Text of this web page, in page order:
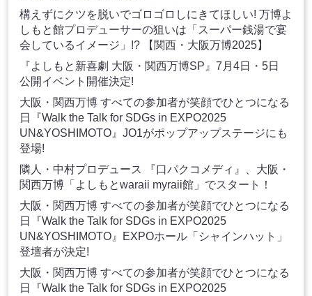
構えずにクツを脱いでゴロゴロしにきてほしい! 万博よ
しもと館プロデューサーの狙いは「スーパー銭湯で宴
会しているイメージ」!? 【関西・大阪万博2025】
『よしもと新喜劇 大阪・関西万博SP』7月4日・5日
公開イベント開催決定!
大阪・関西万博 すべての参加者が笑顔でひとつになる
日『Walk the Talk for SDGs in EXPO2025
UN&YOSHIMOTO』JO1がポップアップステージにも
登場!
隣人・中村プロデュース 『口パクコメディ』、大阪・
関西万博「よしもとwaraii myraii館」でスタート！
大阪・関西万博 すべての参加者が笑顔でひとつになる
日『Walk the Talk for SDGs in EXPO2025
UN&YOSHIMOTO』EXPOホール「シャインハット」
登壇者が決定!
大阪・関西万博 すべての参加者が笑顔でひとつになる
日『Walk the Talk for SDGs in EXPO2025